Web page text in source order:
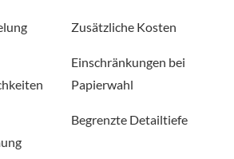
Zusätzliche Kosten
Einschränkungen bei
Papierwahl
Begrenzte Detailtiefe